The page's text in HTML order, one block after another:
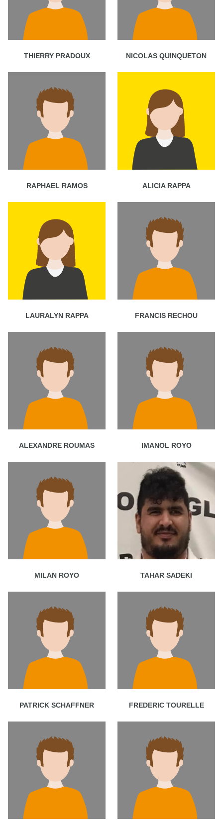
THIERRY PRADOUX NICOLAS QUINQUETON
RAPHAEL RAMOS ALICIA RAPPA
LAURALYN RAPPA FRANCIS RECHOU
ALEXANDRE ROUMAS IMANOL ROYO
MILAN ROYO TAHAR SADEKI
PATRICK SCHAFFNER FREDERIC TOURELLE